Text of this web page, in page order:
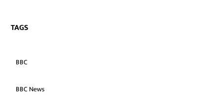
TAGS
BBC
BBC News